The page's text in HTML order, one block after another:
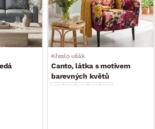
Křeslo ušák
Canto, látka s motivem
barevných květů